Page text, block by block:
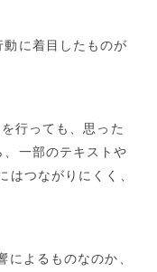
に着目したものが
行っても、思った
一部のテキストや
はつながりにくく、
よるものなのか、